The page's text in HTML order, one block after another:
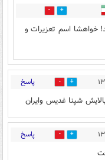
1
خواهشا اسم تعزیرات و
2 پاسخ
شپنا غدیس وایران
4 پاسخ